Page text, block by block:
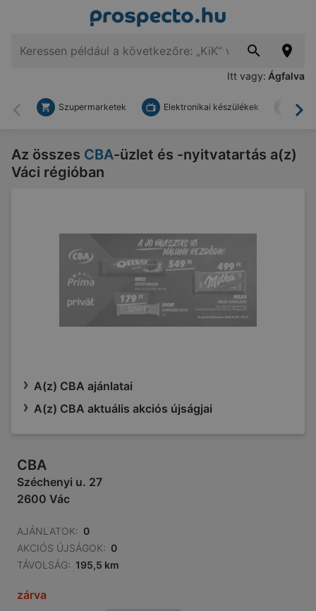
Itt vagy: Ágfalva
Vissza
Szupermarketek Elektronikai készülékek
Az összes CBA-üzlet és -nyitvatartás a(z)
Váci régióban
A(z) CBA ajánlatai
A(z) CBA aktuális akciós újságjai
CBA
Széchenyi u. 27
2600 Vác
AJÁNLATOK: 0
AKCIÓS ÚJSÁGOK: 0
TÁVOLSÁG: 195,5 km
zárva